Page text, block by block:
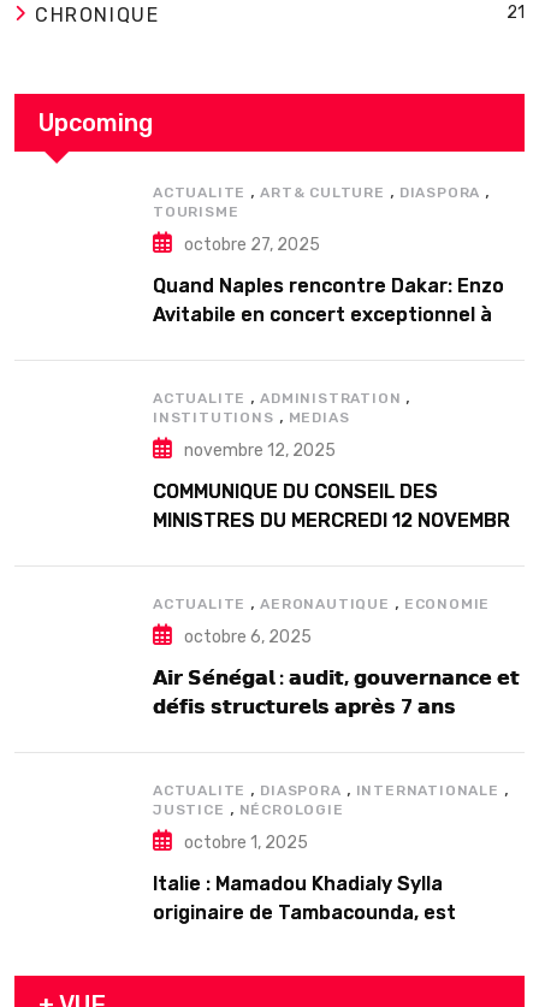
CHRONIQUE 21
Upcoming
ACTUALITE ,ART& CULTURE , DIASPORA ,
TOURISME
octobre 27, 2025
Quand Naples rencontre Dakar: Enzo
Avitabile en concert exceptionnel à
ACTUALITE ,ADMINISTRATION ,
INSTITUTIONS , MEDIAS
novembre 12, 2025
COMMUNIQUE DU CONSEIL DES
MINISTRES DU MERCREDI 12 NOVEMBRE
ACTUALITE ,AERONAUTIQUE , ECONOMIE
octobre 6, 2025
𝗔𝗶𝗿 𝗦𝗲́𝗻𝗲́𝗴𝗮𝗹 : 𝗮𝘂𝗱𝗶𝘁, 𝗴𝗼𝘂𝘃𝗲𝗿𝗻𝗮𝗻𝗰𝗲 𝗲𝘁
𝗱𝗲́𝗳𝗶𝘀 𝘀𝘁𝗿𝘂𝗰𝘁𝘂𝗿𝗲𝗹𝘀 𝗮𝗽𝗿𝗲̀𝘀 7 𝗮𝗻𝘀
ACTUALITE , DIASPORA , INTERNATIONALE ,
JUSTICE , NÉCROLOGIE
octobre 1, 2025
Italie : Mamadou Khadialy Sylla
originaire de Tambacounda, est
arrestation